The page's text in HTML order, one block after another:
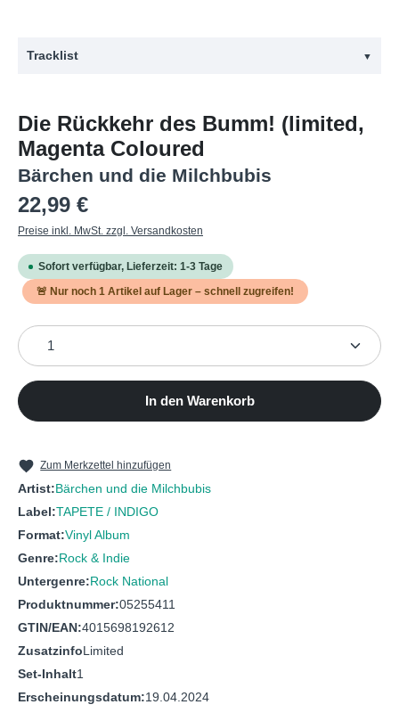
Tracklist ▼
1 Bettwanzenalarm
2 Katzenvideo
3 Fett
4 Happy Bonbon
6 Geister
12 Tantragott + Tinderhengst
13 Hbf Berlin
Die Rückkehr des Bumm! (limited,
Magenta Coloured
Bärchen und die Milchbubis
Regulärer Preis:
22,99 €
Preise inkl. MwSt. zzgl. Versandkosten
Sofort verfügbar, Lieferzeit: 1-3 Tage
🚨 Nur noch 1 Artikel auf Lager – schnell zugreifen!
Produkt Anzahl: Gib den gewünschten Wert ein
In den Warenkorb
Zum Merkzettel hinzufügen
Artist:Bärchen und die Milchbubis
Label:TAPETE / INDIGO
Format:Vinyl Album
Genre:Rock & Indie
Untergenre:Rock National
Produktnummer:05255411
GTIN/EAN:4015698192612
ZusatzinfoLimited
Set-Inhalt1
Erscheinungsdatum:19.04.2024